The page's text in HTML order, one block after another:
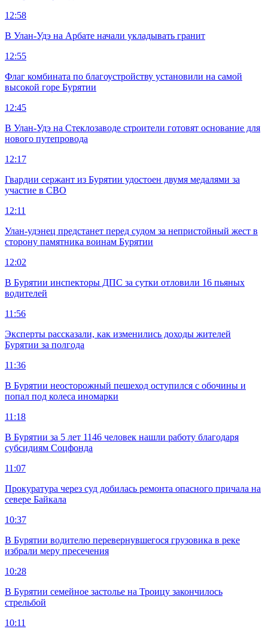
12:58
В Улан-Удэ на Арбате начали укладывать гранит
12:55
Флаг комбината по благоустройству установили на самой
высокой горе Бурятии
12:45
В Улан-Удэ на Стеклозаводе строители готовят основание для
нового путепровода
12:17
Гвардии сержант из Бурятии удостоен двумя медалями за
участие в СВО
12:11
Улан-удэнец предстанет перед судом за непристойный жест в
сторону памятника воинам Бурятии
12:02
В Бурятии инспекторы ДПС за сутки отловили 16 пьяных
водителей
11:56
Эксперты рассказали, как изменились доходы жителей
Бурятии за полгода
11:36
В Бурятии неосторожный пешеход оступился с обочины и
попал под колеса иномарки
11:18
В Бурятии за 5 лет 1146 человек нашли работу благодаря
субсидиям Соцфонда
11:07
Прокуратура через суд добилась ремонта опасного причала на
севере Байкала
10:37
В Бурятии водителю перевернувшегося грузовика в реке
избрали меру пресечения
10:28
В Бурятии семейное застолье на Троицу закончилось
стрельбой
10:11